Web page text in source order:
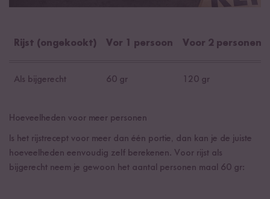
Rijst (ongekookt) Vor 1 persoon Voor 2 personen
Als bijgerecht 60 gr 120 gr
Hoeveelheden voor meer personen
Is het rijstrecept voor meer dan één portie, dan kan je de juiste
hoeveelheden eenvoudig zelf berekenen. Voor rijst als
bijgerecht neem je gewoon het aantal personen maal 60 gr: